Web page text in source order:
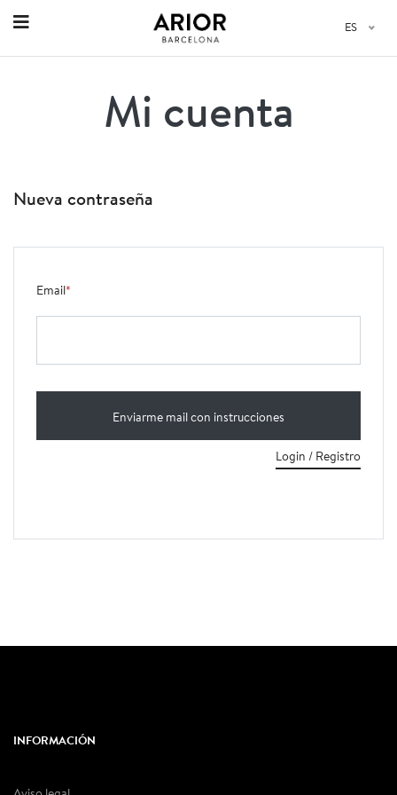
ES
Mi cuenta
Nueva contraseña
Email *
Login / Registro
INFORMACIÓN